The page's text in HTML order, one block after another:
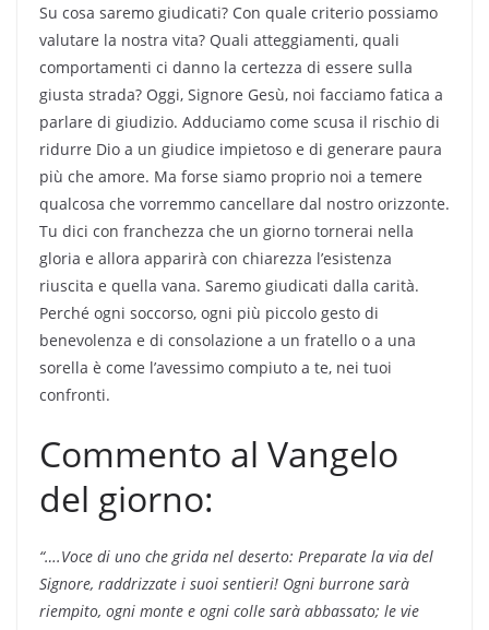
Su cosa saremo giudicati? Con quale criterio possiamo
valutare la nostra vita? Quali atteggiamenti, quali
comportamenti ci danno la certezza di essere sulla
giusta strada? Oggi, Signore Gesù, noi facciamo fatica a
parlare di giudizio. Adduciamo come scusa il rischio di
ridurre Dio a un giudice impietoso e di generare paura
più che amore. Ma forse siamo proprio noi a temere
qualcosa che vorremmo cancellare dal nostro orizzonte.
Tu dici con franchezza che un giorno tornerai nella
gloria e allora apparirà con chiarezza l’esistenza
riuscita e quella vana. Saremo giudicati dalla carità.
Perché ogni soccorso, ogni più piccolo gesto di
benevolenza e di consolazione a un fratello o a una
sorella è come l’avessimo compiuto a te, nei tuoi
confronti.
Commento al Vangelo
del giorno:
“….Voce di uno che grida nel deserto: Preparate la via del
Signore, raddrizzate i suoi sentieri! Ogni burrone sarà
riempito, ogni monte e ogni colle sarà abbassato; le vie